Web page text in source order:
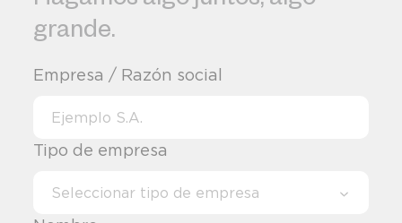
grande.
Empresa / Razón social
Tipo de empresa
Seleccionar tipo de empresa